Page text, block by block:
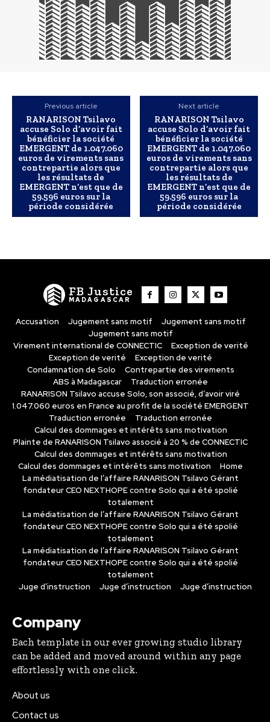
Previous article
RANARISON Tsilavo
accuse Solo d’avoir fait
bénéficier la société
EMERGENT de 1.047.060
euros de virements sans
contrepartie alors que
les résultats de
EMERGENT n’est que de
59.596 euros sur la
période considérée
Next article
RANARISON Tsilavo
accuse Solo d’avoir fait
bénéficier la société
EMERGENT de 1.047.060
euros de virements sans
contrepartie alors que
les résultats de
EMERGENT n’est que de
59.596 euros sur la
période considérée
FB Justice
MADAGASCAR
Accusation Jugement sans motif
Jugement sans motif
Jugement sans motif
Virement international de CONNECTIC
Exception de verité
Exception de verité
Exception de verité
Condamnation de Solo
Contrepartie des virements
ABS à Madagascar
Traduction erronée
RANARISON Tsilavo accuse Solo, son associé, d’avoir viré
1.047.060 euros en France au profit de la société EMERGENT
Traduction erronée
Traduction erronée
Calcul des dommages et intérêts sans motivation
Plainte de RANARISON Tsilavo associé à 20 % de CONNECTIC
Calcul des dommages et intérêts sans motivation
Calcul des dommages et intérêts sans motivation
Home
La médiatisation de l’affaire RANARISON Tsilavo Gérant
fondateur CEO NEXTHOPE contre Solo qui a été spolié
totalement
La médiatisation de l’affaire RANARISON Tsilavo Gérant
fondateur CEO NEXTHOPE contre Solo qui a été spolié
totalement
La médiatisation de l’affaire RANARISON Tsilavo Gérant
fondateur CEO NEXTHOPE contre Solo qui a été spolié
totalement
Juge d’instruction
Juge d’instruction Juge d’instruction
Company
Each template in our ever growing studio library
can be added and moved around within any page
effortlessly with one click.
About us
Contact us